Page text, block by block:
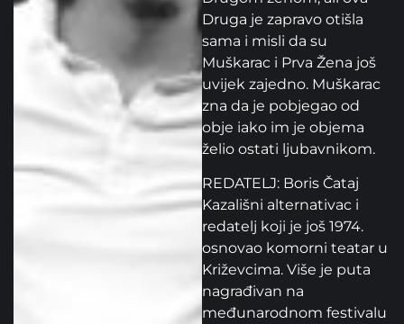
Druga je zapravo otišla
sama i misli da su
Muškarac i Prva Žena još
uvijek zajedno. Muškarac
zna da je pobjegao od
obje iako im je objema
želio ostati ljubavnikom.
REDATELJ: Boris Čataj
Kazališni alternativac i
redatelj koji je još 1974.
osnovao komorni teatar u
Križevcima. Više je puta
nagrađivan na
međunarodnom festivalu